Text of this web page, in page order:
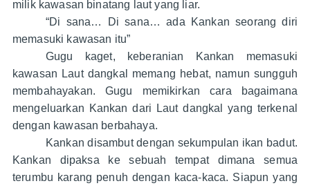
milik kawasan binatang laut yang liar.
“Di sana… Di sana… ada Kankan seorang diri
memasuki kawasan itu”
Gugu kaget, keberanian Kankan memasuki
kawasan Laut dangkal memang hebat, namun sungguh
membahayakan. Gugu memikirkan cara bagaimana
mengeluarkan Kankan dari Laut dangkal yang terkenal
dengan kawasan berbahaya.
Kankan disambut dengan sekumpulan ikan badut.
Kankan dipaksa ke sebuah tempat dimana semua
terumbu karang penuh dengan kaca-kaca. Siapun yang